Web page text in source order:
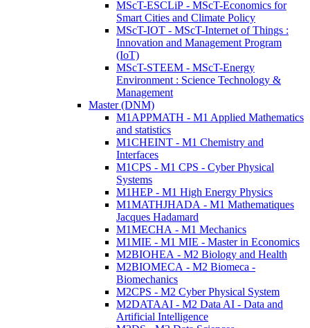
MScT-ESCLiP - MScT-Economics for
Smart Cities and Climate Policy
MScT-IOT - MScT-Internet of Things :
Innovation and Management Program
(IoT)
MScT-STEEM - MScT-Energy
Environment : Science Technology &
Management
Master (DNM)
M1APPMATH - M1 Applied Mathematics
and statistics
M1CHEINT - M1 Chemistry and
Interfaces
M1CPS - M1 CPS - Cyber Physical
Systems
M1HEP - M1 High Energy Physics
M1MATHJHADA - M1 Mathematiques
Jacques Hadamard
M1MECHA - M1 Mechanics
M1MIE - M1 MIE - Master in Economics
M2BIOHEA - M2 Biology and Health
M2BIOMECA - M2 Biomeca -
Biomechanics
M2CPS - M2 Cyber Physical System
M2DATAAI - M2 Data AI - Data and
Artificial Intelligence